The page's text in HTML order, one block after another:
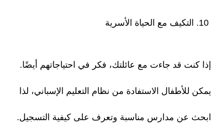
إذا كنت قد جاءت مع عائلتك، فكر في احتياجاتهم أيضًا.
يمكن للأطفال الاستفادة من نظام التعليم الإسباني، لذا
ابحث عن مدارس مناسبة وتعرف على كيفية التسجيل.